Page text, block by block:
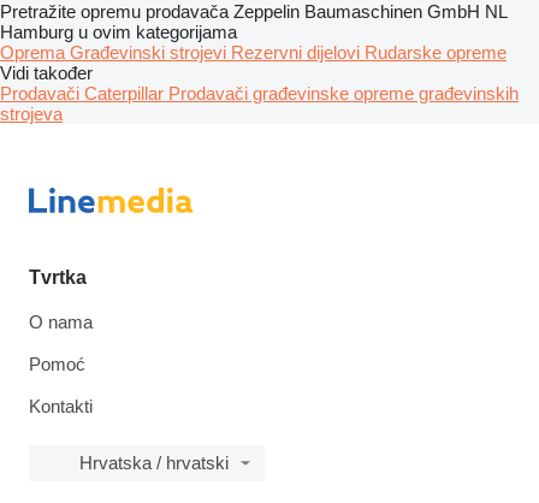
Pretražite opremu prodavača Zeppelin Baumaschinen GmbH NL
Hamburg u ovim kategorijama
Oprema Građevinski strojevi Rezervni dijelovi Rudarske opreme
Vidi također
Prodavači Caterpillar Prodavači građevinske opreme građevinskih
strojeva
Tvrtka
O nama
Pomoć
Kontakti
Hrvatska / hrvatski